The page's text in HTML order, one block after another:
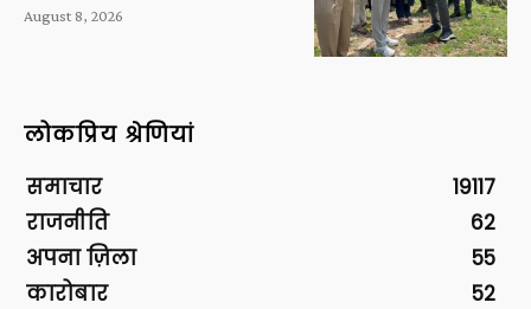
August 8, 2026
लोकप्रिय श्रेणियां
समाचार
19117
राजनीति
62
अपना ज़िला
55
कारोबार
52